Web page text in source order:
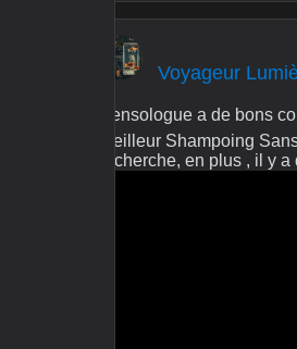
Voyageur
Sensologue a de bons
Meilleur Shampoing
recherche, en plus , il y